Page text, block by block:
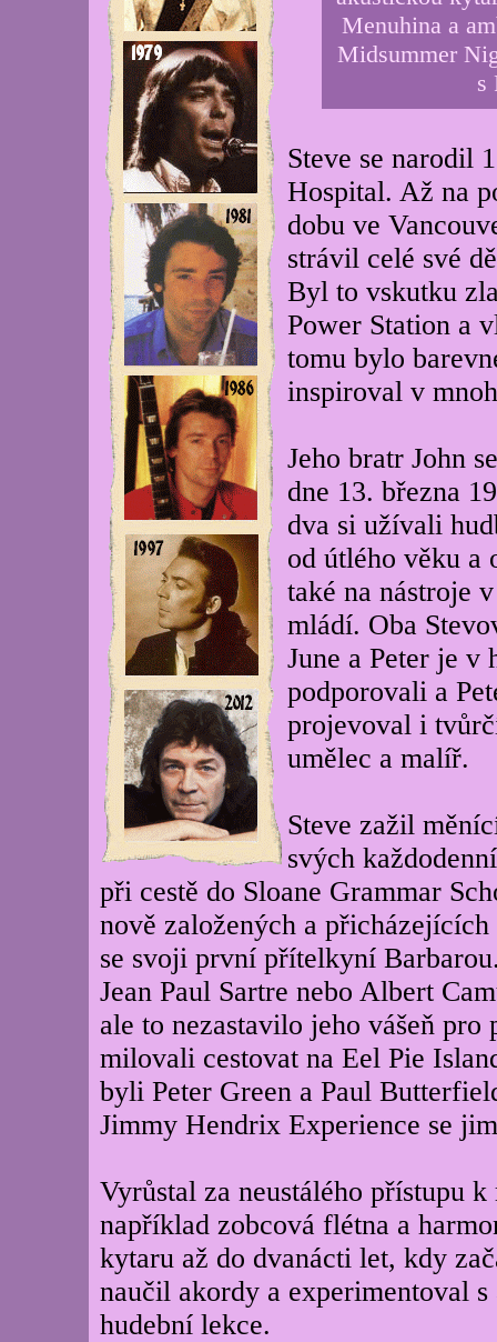
Menuhina a
Midsummer
s
Steve se narodil
Hospital. Až na
dobu ve
strávil celé své
Byl to vskutku
Power Station a
tomu bylo
inspiroval v
Jeho bratr John
dne 13. března
dva si užívali
od útlého věku a
také na nástroje
mládí. Oba
June a Peter je v
podporovali a
projevoval i
umělec a malíř.
Steve zažil
svých
při cestě do Sloane Grammar
nově založených a
se svoji první přítelkyní
Jean Paul Sartre nebo Albert
ale to nezastavilo jeho vášeň
milovali cestovat na Eel Pie
byli Peter Green a Paul
Jimmy Hendrix Experience se
Vyrůstal za neustálého přístupu
například zobcová flétna a
kytaru až do dvanácti let, kdy
naučil akordy a experimentoval
hudební lekce.